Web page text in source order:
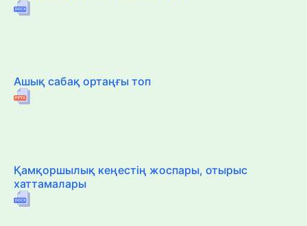
Ашық сабақ ортаңғы топ
Қамқоршылық кеңестің жоспары, отырыс
хаттамалары